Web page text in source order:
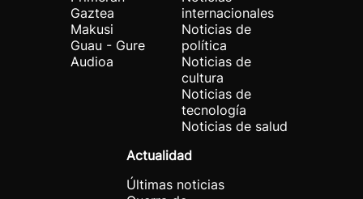
Gaztea
Makusi
Guau - Gure
Audioa
internacionales
Noticias de
política
Noticias de
cultura
Noticias de
tecnología
Noticias de salud
Actualidad
Últimas noticias